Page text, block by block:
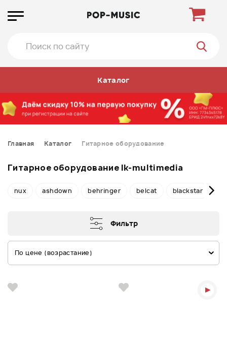
Каталог
Главная Каталог Гитарное оборудование
Гитарное оборудование Ik-multimedia
nux ashdown behringer belcat blackstar
Фильтр
По цене (возрастание)